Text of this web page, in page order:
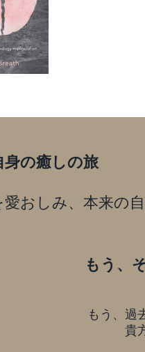
の癒しの旅
おしみ、本来の
もう、
もう、過
貴